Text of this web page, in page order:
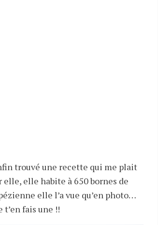
trouvé une recette qui me plait
elle, elle habite à 650 bornes de
elle l’a vue qu’en photo…
fais une !!